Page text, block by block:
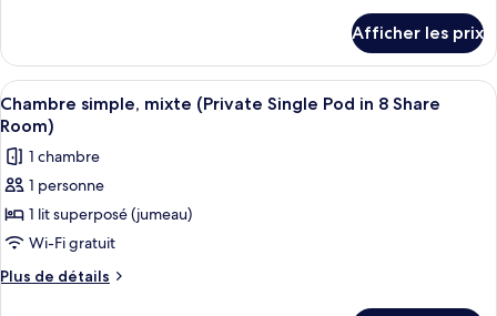
simple,
femmes
uniquement
(Private
Single
Pod
in
6
Share
Room)
Chambre
simple,
femmes
uniquement
(Private
Single
Pod
6
Share
Afficher les prix
Afficher
toutes
les
photos
pour
ce
type
de
Un intérieur moderne avec un lit,
6
Chambre simple, mixte (Private Single Pod in 8 Share
Room)
1 chambre
1 personne
1 lit superposé (jumeau)
Wi-Fi gratuit
Plus de détails
Plus